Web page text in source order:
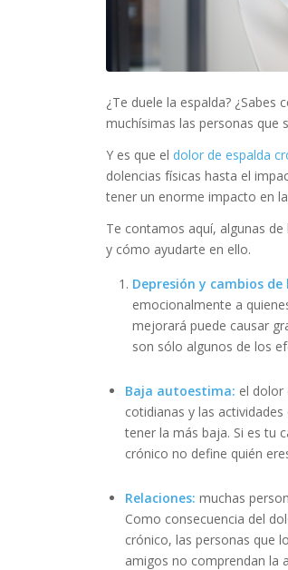
¿Te duele la espalda?
muchísimas las personas que
Y es que el dolor de espalda
dolencias físicas hasta el
tener un enorme impacto en
Te contamos aquí, algunas
y cómo ayudarte en ello.
Depresión y cambios de
emocionalmente a
mejorará puede causar
son sólo algunos de los
Baja autoestima: el dolor
cotidianas y las
tener la más baja. Si es tu
crónico no define quién
Relaciones: muchas
Como consecuencia del
crónico, las personas que
amigos no comprendan la